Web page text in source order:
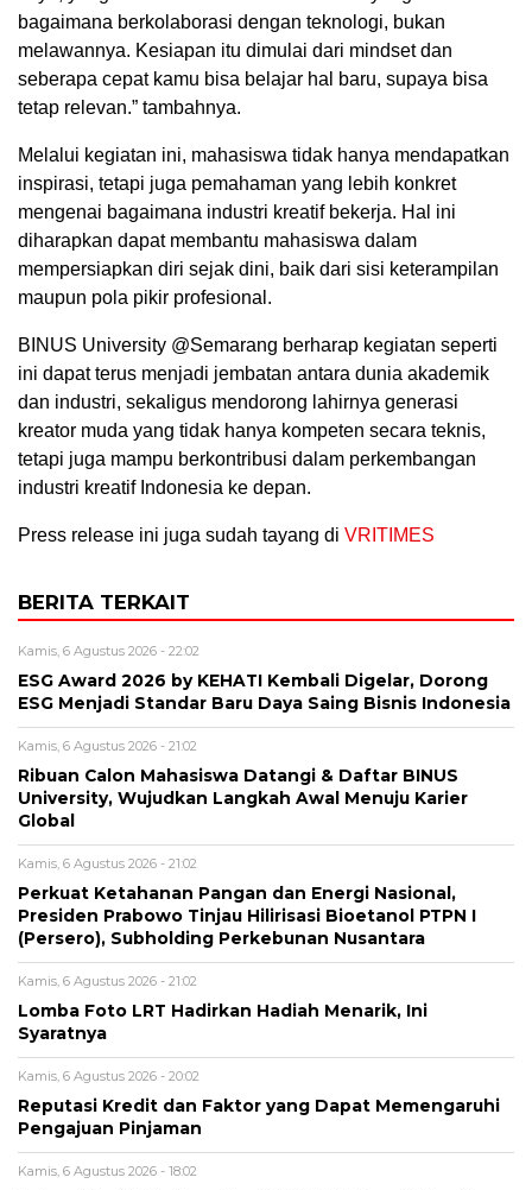
bagaimana berkolaborasi dengan teknologi, bukan
melawannya. Kesiapan itu dimulai dari mindset dan
seberapa cepat kamu bisa belajar hal baru, supaya bisa
tetap relevan.” tambahnya.
Melalui kegiatan ini, mahasiswa tidak hanya mendapatkan
inspirasi, tetapi juga pemahaman yang lebih konkret
mengenai bagaimana industri kreatif bekerja. Hal ini
diharapkan dapat membantu mahasiswa dalam
mempersiapkan diri sejak dini, baik dari sisi keterampilan
maupun pola pikir profesional.
BINUS University @Semarang berharap kegiatan seperti
ini dapat terus menjadi jembatan antara dunia akademik
dan industri, sekaligus mendorong lahirnya generasi
kreator muda yang tidak hanya kompeten secara teknis,
tetapi juga mampu berkontribusi dalam perkembangan
industri kreatif Indonesia ke depan.
Press release ini juga sudah tayang di VRITIMES
BERITA TERKAIT
Kamis, 6 Agustus 2026 - 22:02
ESG Award 2026 by KEHATI Kembali Digelar, Dorong
ESG Menjadi Standar Baru Daya Saing Bisnis Indonesia
Kamis, 6 Agustus 2026 - 21:02
Ribuan Calon Mahasiswa Datangi & Daftar BINUS
University, Wujudkan Langkah Awal Menuju Karier
Global
Kamis, 6 Agustus 2026 - 21:02
Perkuat Ketahanan Pangan dan Energi Nasional,
Presiden Prabowo Tinjau Hilirisasi Bioetanol PTPN I
(Persero), Subholding Perkebunan Nusantara
Kamis, 6 Agustus 2026 - 21:02
Lomba Foto LRT Hadirkan Hadiah Menarik, Ini
Syaratnya
Kamis, 6 Agustus 2026 - 20:02
Reputasi Kredit dan Faktor yang Dapat Memengaruhi
Pengajuan Pinjaman
Kamis, 6 Agustus 2026 - 18:02